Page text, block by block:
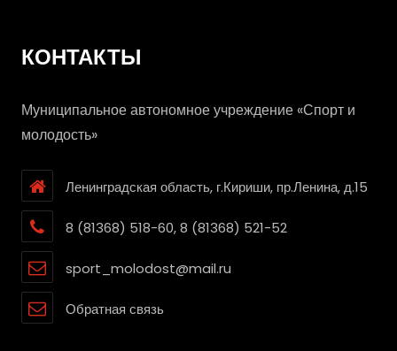
КОНТАКТЫ
Муниципальное автономное учреждение «Спорт и
молодость»
Ленинградская область, г.Кириши, пр.Ленина, д.15
8 (81368) 518-60, 8 (81368) 521-52
sport_molodost@mail.ru
Обратная связь